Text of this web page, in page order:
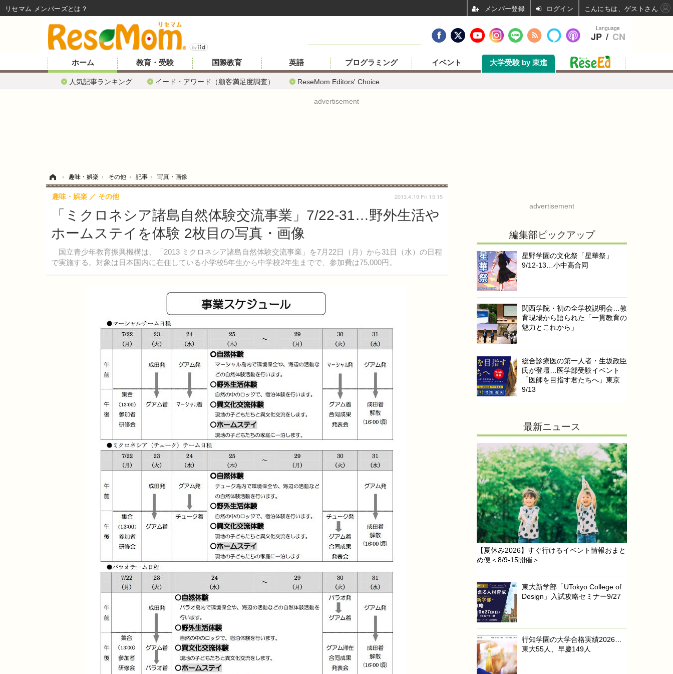
ホーム
人気記事ランキング イード・アワード（顧客満足度調査） ReseMom Editors' Choice
教育・受験 国際教育 英語 プログラミング イベント 大学受験 by 東進
advertisement
› 趣味・娯楽 › その他 › 記事 › 写真・画像
「ミクロネシア諸島自然体験交流事業」7/22-31…野外生活や
ホームステイを体験 2枚目の写真・画像
国立青少年教育振興機構は、「2013 ミクロネシア諸島自然体験交流事業」を7月22日（月）から31日（水）の日程
で実施する。対象は日本国内に在住している小学校5年生から中学校2年生までで、参加費は75,000円。
趣味・娯楽 その他 2013.4.19 Fri 15:15
advertisement
編集部ピックアップ
星野学園の文化祭「星華祭」
9/12-13…小中高合同
関西学院・初の全学校説明会…教
育現場から語られた「一貫教育の
魅力とこれから」
総合診療医の第一人者・生坂政臣
氏が登壇…医学部受験イベント
「医師を目指す君たちへ」東京
9/13
最新ニュース
【夏休み2026】すぐ行けるイベント情報おまと
め便＜8/9-15開催＞
東大新学部「UTokyo College of
Design」入試攻略セミナー9/27
行知学園の大学合格実績2026…
東大55人、早慶149人
Language
JP / CN
リセマム メンバーズ ログイン こんにちは、ゲストさん